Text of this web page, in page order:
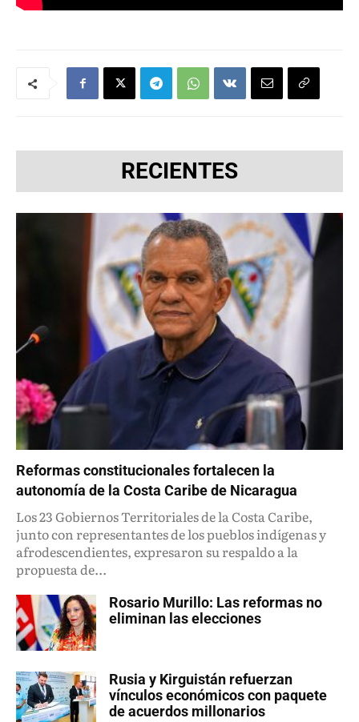
RECIENTES
Reformas constitucionales fortalecen la
autonomía de la Costa Caribe de Nicaragua
Los 23 Gobiernos Territoriales de la Costa Caribe,
junto con representantes de los pueblos indígenas y
afrodescendientes, expresaron su respaldo a la
propuesta de...
Rosario Murillo: Las reformas no
eliminan las elecciones
Rusia y Kirguistán refuerzan
vínculos económicos con paquete
de acuerdos millonarios